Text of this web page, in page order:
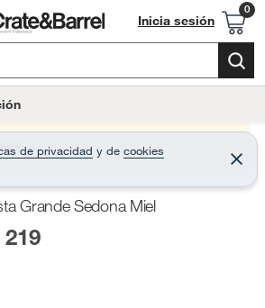
Inicia sesión
e
r
c
B
de privacidad y de cookies
C
e
r
:(
Grande Sedona Miel